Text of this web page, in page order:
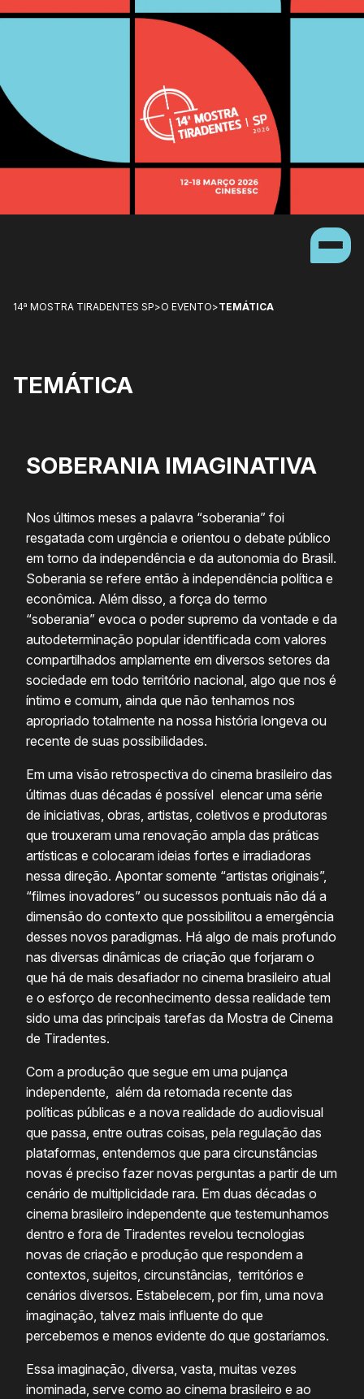
14ª MOSTRA TIRADENTES SP>O EVENTO>TEMÁTICA
TEMÁTICA
SOBERANIA IMAGINATIVA
Nos últimos meses a palavra “soberania” foi
resgatada com urgência e orientou o debate público
em torno da independência e da autonomia do Brasil.
Soberania se refere então à independência política e
econômica. Além disso, a força do termo
“soberania” evoca o poder supremo da vontade e da
autodeterminação popular identificada com valores
compartilhados amplamente em diversos setores da
sociedade em todo território nacional, algo que nos é
íntimo e comum, ainda que não tenhamos nos
apropriado totalmente na nossa história longeva ou
recente de suas possibilidades.
Em uma visão retrospectiva do cinema brasileiro das
últimas duas décadas é possível elencar uma série
de iniciativas, obras, artistas, coletivos e produtoras
que trouxeram uma renovação ampla das práticas
artísticas e colocaram ideias fortes e irradiadoras
nessa direção. Apontar somente “artistas originais”,
“filmes inovadores” ou sucessos pontuais não dá a
dimensão do contexto que possibilitou a emergência
desses novos paradigmas. Há algo de mais profundo
nas diversas dinâmicas de criação que forjaram o
que há de mais desafiador no cinema brasileiro atual
e o esforço de reconhecimento dessa realidade tem
sido uma das principais tarefas da Mostra de Cinema
de Tiradentes.
Com a produção que segue em uma pujança
independente, além da retomada recente das
políticas públicas e a nova realidade do audiovisual
que passa, entre outras coisas, pela regulação das
plataformas, entendemos que para circunstâncias
novas é preciso fazer novas perguntas a partir de um
cenário de multiplicidade rara. Em duas décadas o
cinema brasileiro independente que testemunhamos
dentro e fora de Tiradentes revelou tecnologias
novas de criação e produção que respondem a
contextos, sujeitos, circunstâncias, territórios e
cenários diversos. Estabelecem, por fim, uma nova
imaginação, talvez mais influente do que
percebemos e menos evidente do que gostaríamos.
Essa imaginação, diversa, vasta, muitas vezes
inominada, serve como ao cinema brasileiro e ao